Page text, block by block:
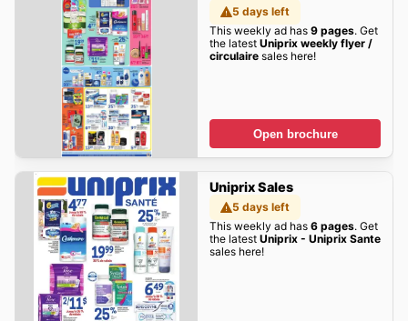
5 days left
This weekly ad has 9 pages. Get
the latest Uniprix weekly flyer /
circulairesales here!
Open brochure
Uniprix Sales
5 days left
This weekly ad has 6 pages. Get
the latest Uniprix - Uniprix Sante
sales here!